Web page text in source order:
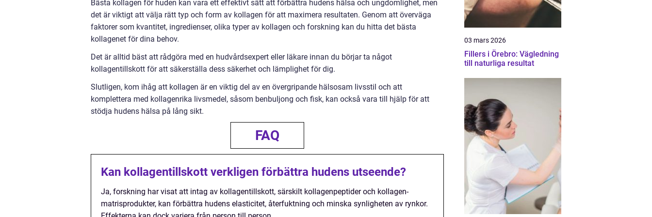
Bästa kollagen för huden kan vara ett effektivt sätt att förbättra hudens hälsa och ungdomlighet, men
det är viktigt att välja rätt typ och form av kollagen för att maximera resultaten. Genom att överväga
faktorer som kvantitet, ingredienser, olika typer av kollagen och forskning kan du hitta det bästa
kollagenet för dina behov.
Det är alltid bäst att rådgöra med en hudvårdsexpert eller läkare innan du börjar ta något
kollagentillskott för att säkerställa dess säkerhet och lämplighet för dig.
Slutligen, kom ihåg att kollagen är en viktig del av en övergripande hälsosam livsstil och att
komplettera med kollagenrika livsmedel, såsom benbuljong och fisk, kan också vara till hjälp för att
stödja hudens hälsa på lång sikt.
FAQ
Kan kollagentillskott verkligen förbättra hudens utseende?
Ja, forskning har visat att intag av kollagentillskott, särskilt kollagenpeptider och kollagen-
matrisprodukter, kan förbättra hudens elasticitet, återfuktning och minska synligheten av rynkor.
03 mars 2026
Fillers i Örebro: Vägledning
till naturliga resultat